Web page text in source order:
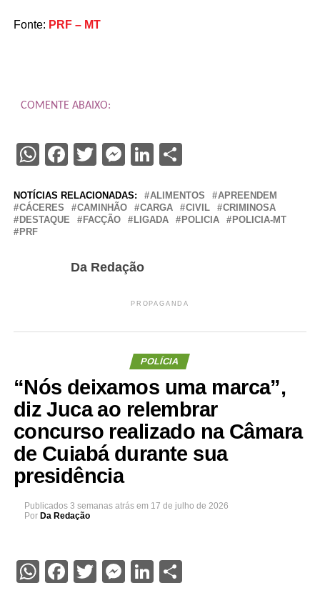
Fonte: PRF – MT
COMENTE ABAIXO:
WhatsApp
Facebook
Twitter
Messenger
LinkedIn
Share
NOTÍCIAS RELACIONADAS: ALIMENTOS
APREENDEM
CÁCERES
CAMINHÃO CARGA CIVIL
CRIMINOSA
DESTAQUE
FACÇÃO LIGADA POLICIA
POLICIA-MT
PRF
Da Redação
PROPAGANDA
POLÍCIA
“Nós deixamos uma marca”,
diz Juca ao relembrar
concurso realizado na Câmara
de Cuiabá durante sua
presidência
Publicados 3 semanas atrás em 17 de julho de 2026
Por Da Redação
WhatsApp
Facebook
Twitter
Messenger
LinkedIn
Share